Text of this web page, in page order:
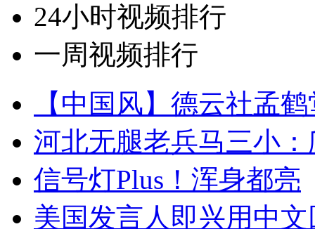
24小时视频排行
一周视频排行
【中国风】德云社孟
河北无腿老兵马三小
信号灯Plus！浑身都亮
美国发言人即兴用中